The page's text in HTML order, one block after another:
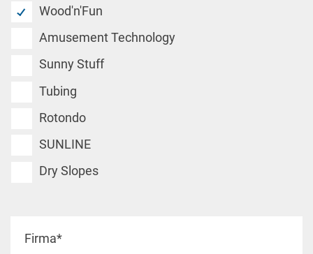
Wood'n'Fun
Amusement Technology
Sunny Stuff
Tubing
Rotondo
SUNLINE
Dry Slopes